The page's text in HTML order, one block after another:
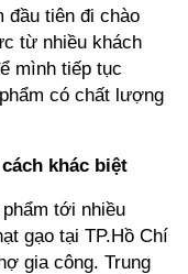
đầu tiên đi chào
từ nhiều khách
mình tiếp tục
có chất lượng
khác biệt
tới nhiều
gạo tại TP.Hồ Chí
gia công. Trung